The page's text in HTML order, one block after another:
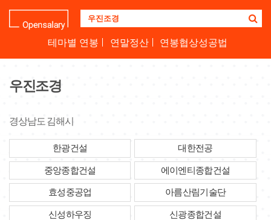
업
명
테마별 연봉 연말정산 연봉협상성공법
우진조경
경상남도 김해시
한광건설 대한전공
중앙종합건설 에이엔티종합건설
효성중공업 아름산림기술단
신성하우징 신광종합건설